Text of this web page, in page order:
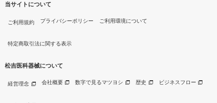
当サイトについて
ご利用規約 プライバシーポリシー ご利用環境について
特定商取引法に関する表示
松吉医科器械について
経営理念 会社概要 数字で見るマツヨシ 歴史 ビジネスフロー